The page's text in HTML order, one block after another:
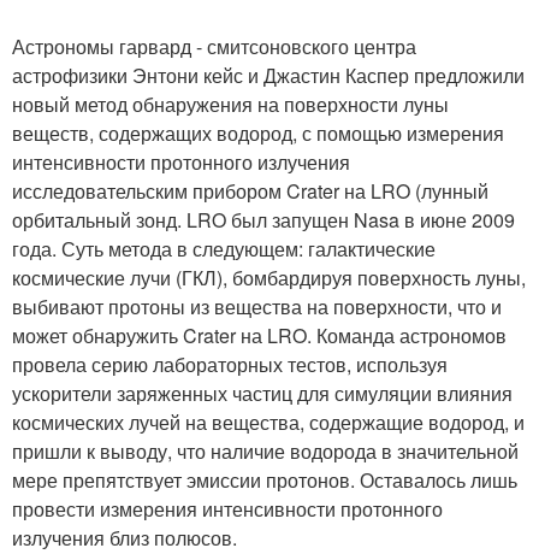
Астрономы гарвард - смитсоновского центра
астрофизики Энтони кейс и Джастин Каспер предложили
новый метод обнаружения на поверхности луны
веществ, содержащих водород, с помощью измерения
интенсивности протонного излучения
исследовательским прибором Crater на LRO (лунный
орбитальный зонд. LRO был запущен Nasa в июне 2009
года. Суть метода в следующем: галактические
космические лучи (ГКЛ), бомбардируя поверхность луны,
выбивают протоны из вещества на поверхности, что и
может обнаружить Crater на LRO. Команда астрономов
провела серию лабораторных тестов, используя
ускорители заряженных частиц для симуляции влияния
космических лучей на вещества, содержащие водород, и
пришли к выводу, что наличие водорода в значительной
мере препятствует эмиссии протонов. Оставалось лишь
провести измерения интенсивности протонного
излучения близ полюсов.